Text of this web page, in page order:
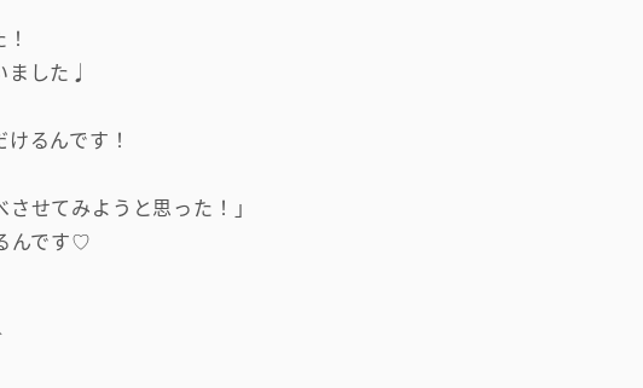
ました♩
るんです！
せてみようと思った！」
んです♡